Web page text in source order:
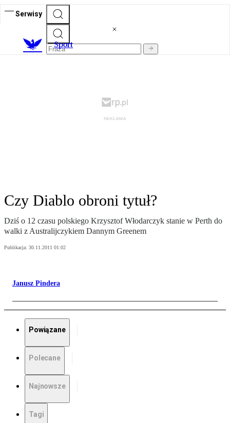
Serwisy
Sport
Czy Diablo obroni tytuł?
Dziś o 12 czasu polskiego Krzysztof Włodarczyk stanie w Perth do
walki z Australijczykiem Dannym Greenem
Publikacja: 30.11.2011 01:02
Janusz Pindera
Powiązane
Polecane
Najnowsze
Tagi